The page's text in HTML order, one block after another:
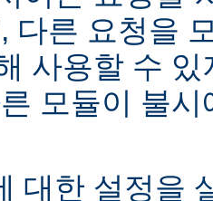
다른 요청을
사용할 수
모듈이 불
대한 설정을